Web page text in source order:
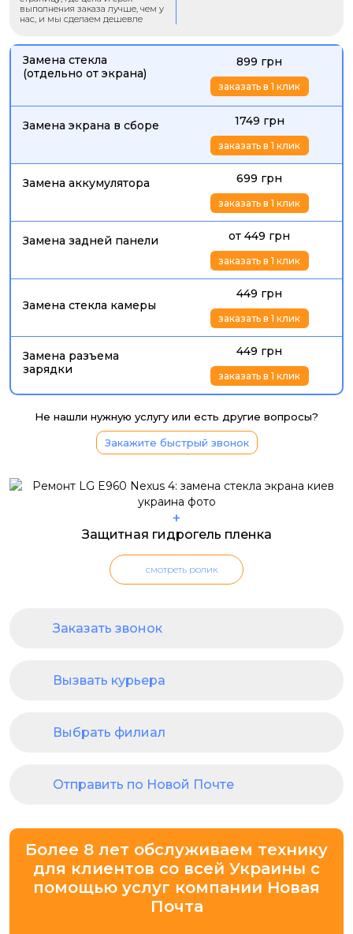
выполнения заказа лучше, чем у
нас, и мы сделаем дешевле
Замена стекла
(отдельно от экрана)
899 грн
заказать в 1 клик
Замена экрана в сборе 1749 грн
заказать в 1 клик
Замена аккумулятора 699 грн
заказать в 1 клик
Замена задней панели от 449 грн
заказать в 1 клик
Замена стекла камеры
449 грн
заказать в 1 клик
Замена разъема
зарядки
449 грн
заказать в 1 клик
Не нашли нужную услугу или есть другие вопросы?
Закажите быстрый звонок
+
Защитная гидрогель пленка
смотреть ролик
Заказать звонок
Вызвать курьера
Выбрать филиал
Отправить по Новой Почте
Более 8 лет обслуживаем технику
для клиентов со всей Украины с
помощью услуг компании Новая
Почта